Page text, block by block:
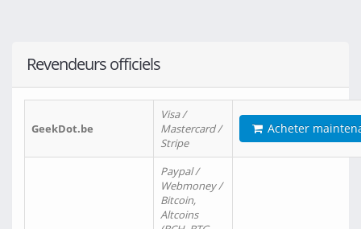
Revendeurs officiels
GeekDot.be
Visa /
Mastercard /
Stripe
Acheter
Paypal /
Webmoney /
Bitcoin,
Altcoins